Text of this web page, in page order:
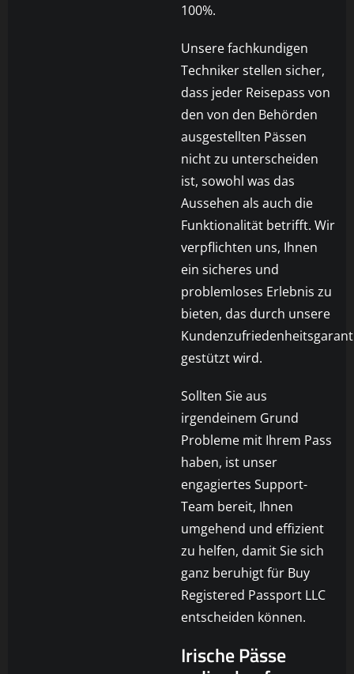
100%.
Unsere fachkundigen
Techniker stellen sicher,
dass jeder Reisepass von
den von den Behörden
ausgestellten Pässen
nicht zu unterscheiden
ist, sowohl was das
Aussehen als auch die
Funktionalität betrifft. Wir
verpflichten uns, Ihnen
ein sicheres und
problemloses Erlebnis zu
bieten, das durch unsere
gestützt wird.
Sollten Sie aus
irgendeinem Grund
Probleme mit Ihrem Pass
haben, ist unser
engagiertes Support-
Team bereit, Ihnen
umgehend und effizient
zu helfen, damit Sie sich
ganz beruhigt für Buy
Registered Passport LLC
entscheiden können.
Irische Pässe